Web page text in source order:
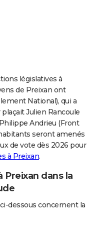
législatives à
de Preixan ont
National), qui a
plaçait Julien Rancoule
Andrieu (Front
seront amenés
de vote dès 2026 pour
à Preixan.
Preixan dans la
dessous concernent la